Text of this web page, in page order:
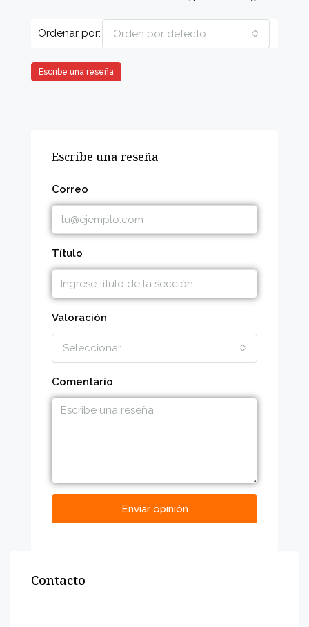
Ordenar por: Orden por defecto
Escribe una reseña
Escribe una reseña
Correo
Título
Valoración
Seleccionar
Comentario
Enviar opinión
Contacto